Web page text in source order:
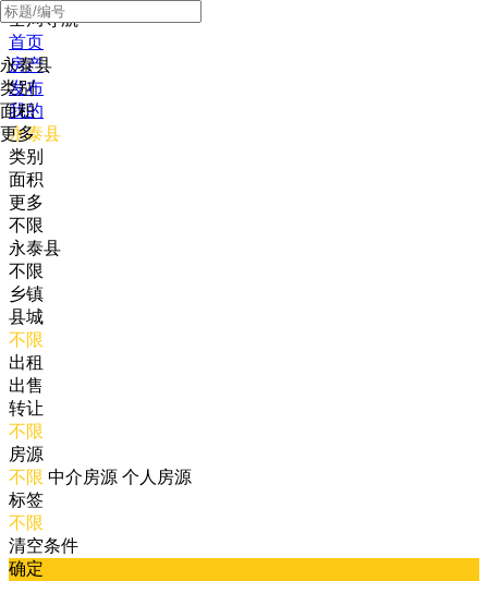
全局导航
首页
房产
发布
我的
永泰县
类别
面积
更多
永泰县
类别
面积
更多
不限
永泰县
不限
乡镇
县城
不限
出租
出售
转让
不限
房源
不限 中介房源 个人房源
标签
不限
清空条件
确定